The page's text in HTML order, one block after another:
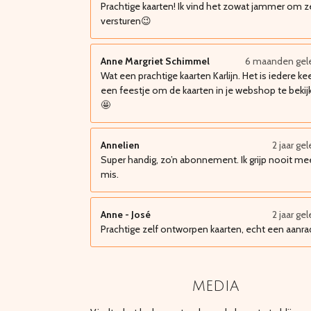
Prachtige kaarten! Ik vind het zowat jammer om
versturen😉
Anne Margriet Schimmel
6 maanden
Wat een prachtige kaarten Karlijn. Het is iedere
een feestje om de kaarten in je webshop te
🤩
Annelien
2 jaar
Super handig, zo’n abonnement. Ik grijp nooit
mis.
Anne - José
2 jaar
Prachtige zelf ontworpen kaarten, echt een
media